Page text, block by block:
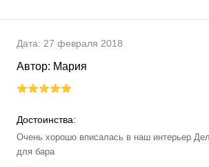
Дата: 27 февраля 2018
Автор: Мария
Достоинства:
Очень хорошо вписалась в наш интерьер
для бара